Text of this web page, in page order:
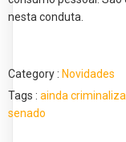
nesta conduta.
Category : Novidades
Tags : ainda criminaliza
senado